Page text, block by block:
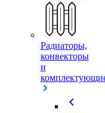
Радиаторы,
конвекторы
и
chevron_left